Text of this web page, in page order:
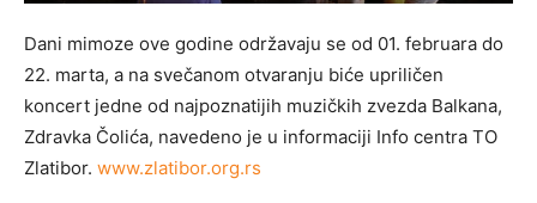
Dani mimoze ove godine održavaju se od 01. februara do
22. marta, a na svečanom otvaranju biće upriličen
koncert jedne od najpoznatijih muzičkih zvezda Balkana,
Zdravka Čolića, navedeno je u informaciji Info centra TO
Zlatibor. www.zlatibor.org.rs